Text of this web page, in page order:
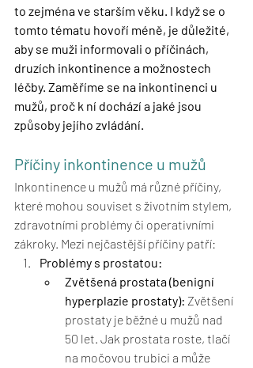
to zejména ve starším věku. I když se o
tomto tématu hovoří méně, je důležité,
aby se muži informovali o příčinách,
druzích inkontinence a možnostech
léčby. Zaměříme se na inkontinenci u
mužů, proč k ní dochází a jaké jsou
způsoby jejího zvládání.
Příčiny inkontinence u mužů
Inkontinence u mužů má různé příčiny,
které mohou souviset s životním stylem,
zdravotními problémy či operativními
zákroky. Mezi nejčastější příčiny patří:
Problémy s prostatou:
Zvětšená prostata (benigní
hyperplazie prostaty): Zvětšení
prostaty je běžné u mužů nad
50 let. Jak prostata roste, tlačí
na močovou trubici a může